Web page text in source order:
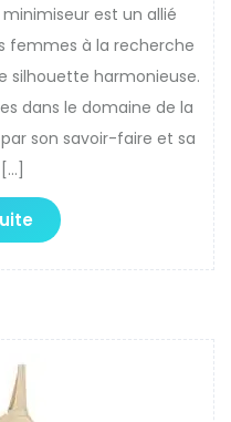
est un allié
femmes à la recherche
silhouette harmonieuse.
dans le domaine de la
son savoir-faire et sa